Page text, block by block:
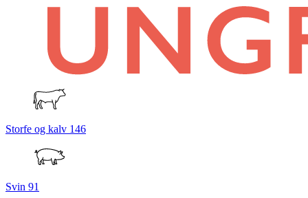
Storfe og kalv 146
Svin 91